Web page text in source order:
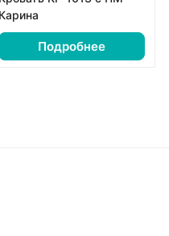
Карина
Подробнее